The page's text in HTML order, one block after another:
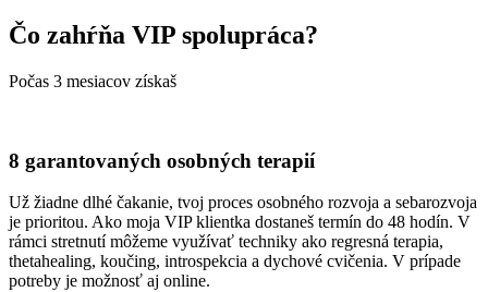
Čo zahŕňa VIP spolupráca?
Počas 3 mesiacov získaš
8 garantovaných osobných terapií
Už žiadne dlhé čakanie, tvoj proces osobného rozvoja a sebarozvoja
je prioritou. Ako moja VIP klientka dostaneš termín do 48 hodín. V
rámci stretnutí môžeme využívať techniky ako regresná terapia,
thetahealing, koučing, introspekcia a dychové cvičenia. V prípade
potreby je možnosť aj online.